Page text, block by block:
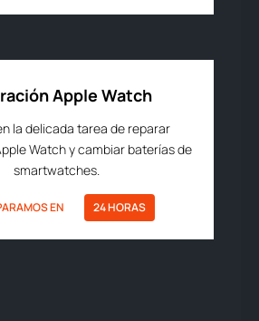
Apple Watch
la delicada tarea de reparar
Watch y cambiar baterías de
smartwatches.
EN 24 HORAS